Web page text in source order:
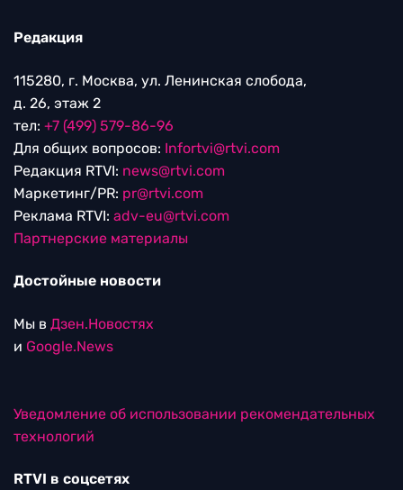
Редакция
115280, г. Москва, ул. Ленинская слобода,
д. 26, этаж 2
тел: +7 (499) 579-86-96
Для общих вопросов: Infortvi@rtvi.com
Редакция RTVI: news@rtvi.com
Маркетинг/PR: pr@rtvi.com
Реклама RTVI: adv-eu@rtvi.com
Партнерские материалы
Достойные новости
Мы в Дзен.Новостях
и Google.News
Уведомление об использовании рекомендательных
технологий
RTVI в соцсетях